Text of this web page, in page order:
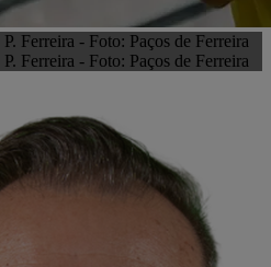
Ferreira - Foto: Paços de Ferreira
Ferreira - Foto: Paços de Ferreira